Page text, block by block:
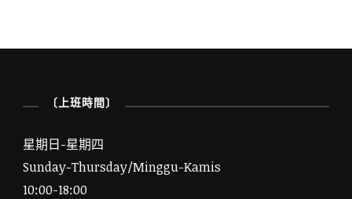
〔上班時間〕
星期日-星期四
Sunday-Thursday/Minggu-Kamis
10:00-18:00